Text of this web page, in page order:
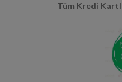
Tüm Kredi